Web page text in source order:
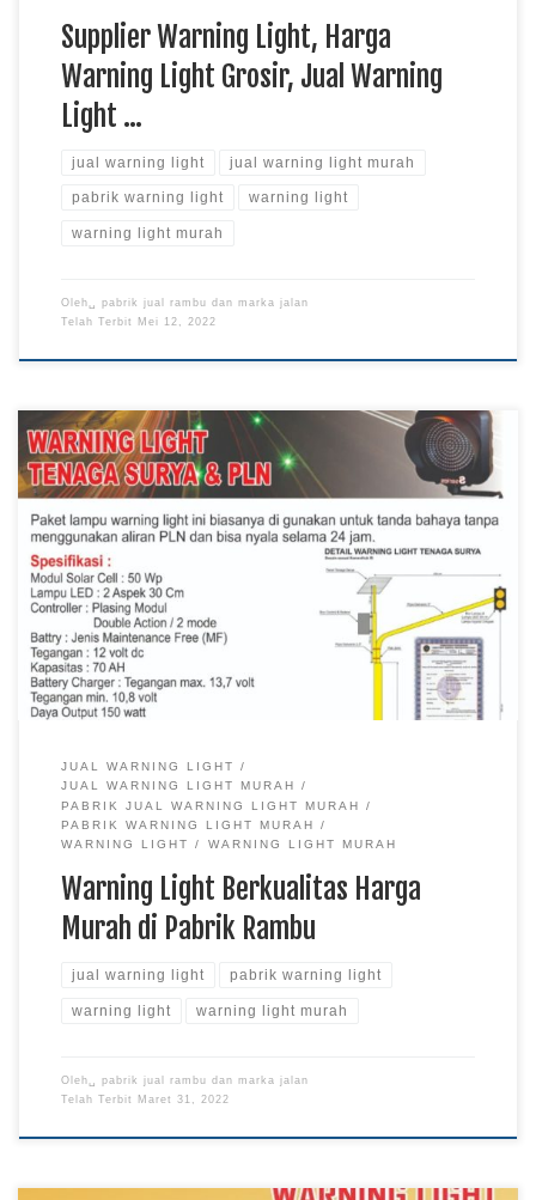
Supplier Warning Light, Harga
Warning Light Grosir, Jual Warning
Light …
jual warning light jual warning light murah
pabrik warning light warning light
warning light murah
Oleh␣ pabrik jual rambu dan marka jalan
Telah Terbit
Mei 12, 2022
warning light
JUAL WARNING LIGHT
JUAL WARNING LIGHT MURAH
PABRIK JUAL WARNING LIGHT MURAH
PABRIK WARNING LIGHT MURAH
WARNING LIGHT
WARNING LIGHT MURAH
Warning Light Berkualitas Harga
Murah di Pabrik Rambu
jual warning light pabrik warning light
warning light warning light murah
Oleh␣ pabrik jual rambu dan marka jalan
Telah Terbit
Maret 31, 2022